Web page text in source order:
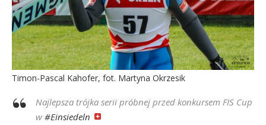
Timon-Pascal Kahofer, fot. Martyna Okrzesik
Najlepsza trójka serii próbnej przed konkursem FIS Cup
w #Einsiedeln